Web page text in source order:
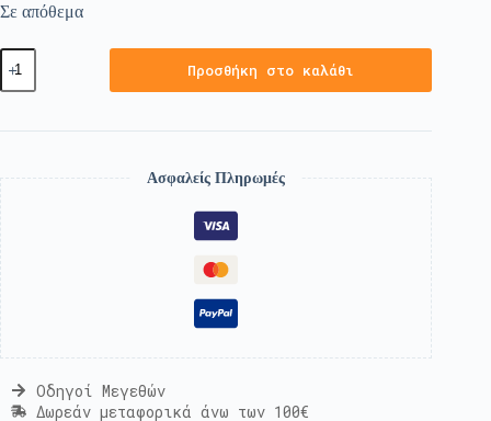
Σε απόθεμα
Προσθήκη στο καλάθι
Ασφαλείς Πληρωμές
Οδηγοί Μεγεθών
Δωρεάν μεταφορικά άνω των 100€